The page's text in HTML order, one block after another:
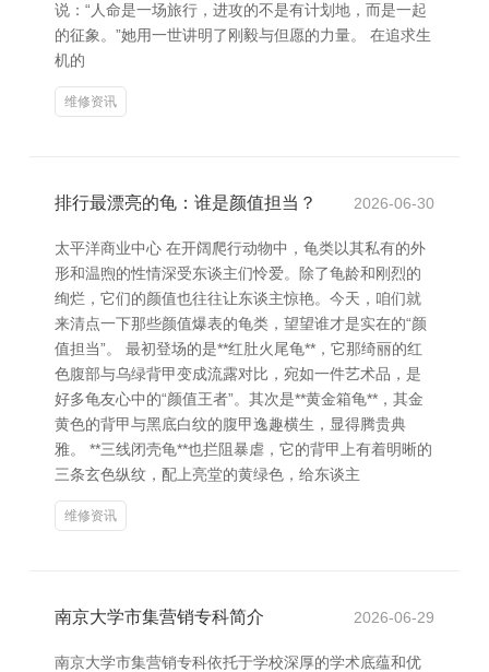
说：“人命是一场旅行，进攻的不是有计划地，而是一起
的征象。”她用一世讲明了刚毅与但愿的力量。 在追求生
机的
维修资讯
排行最漂亮的龟：谁是颜值担当？ 2026-06-30
太平洋商业中心 在开阔爬行动物中，龟类以其私有的外
形和温煦的性情深受东谈主们怜爱。除了龟龄和刚烈的
绚烂，它们的颜值也往往让东谈主惊艳。今天，咱们就
来清点一下那些颜值爆表的龟类，望望谁才是实在的“颜
值担当”。 最初登场的是**红肚火尾龟**，它那绮丽的红
色腹部与乌绿背甲变成流露对比，宛如一件艺术品，是
好多龟友心中的“颜值王者”。其次是**黄金箱龟**，其金
黄色的背甲与黑底白纹的腹甲逸趣横生，显得腾贵典
雅。 **三线闭壳龟**也拦阻暴虐，它的背甲上有着明晰的
三条玄色纵纹，配上亮堂的黄绿色，给东谈主
维修资讯
南京大学市集营销专科简介 2026-06-29
南京大学市集营销专科依托于学校深厚的学术底蕴和优